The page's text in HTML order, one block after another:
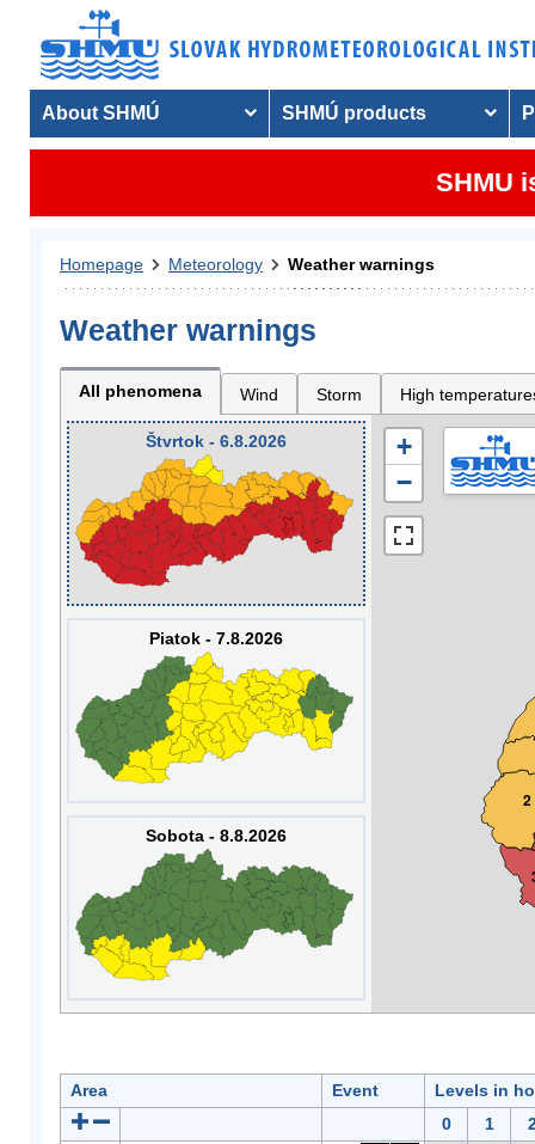
About SHMÚ SHMÚ products
SHMU
Homepage Meteorology Weather warnings
Weather warnings
All phenomena Wind Storm High
Štvrtok - 6.8.2026
Piatok - 7.8.2026
Sobota - 8.8.2026
2
+
−
Area Event
Levels in
0
1